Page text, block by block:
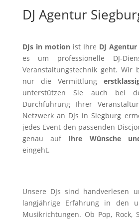
DJ Agentur
DJs in motionist Ihre DJ
es um professionelle DJ-
Veranstaltungstechnik geht. Wir
nur die Vermittlung
unterstützen Sie auch bei
Durchführung Ihrer
Netzwerk an DJs in Siegburg
jedes Event den passenden
genau auf Ihre Wünsche
eingeht.
Unsere DJs sind handverlesen
langjährige Erfahrung in den
Musikrichtungen. Ob Pop, Rock,